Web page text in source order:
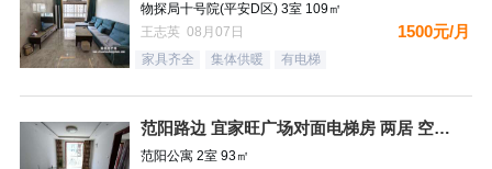
物探局十号院(平安D区) 3室 109㎡
王志英 08月07日
1500元/月
家具齐全 集体供暖 有电梯
范阳路边 宜家旺广场对面电梯房 两居 空房 可配齐
范阳公寓 2室 93㎡